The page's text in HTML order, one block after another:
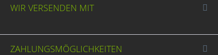
WIR VERSENDEN MIT
ZAHLUNGSMÖGLICHKEITEN